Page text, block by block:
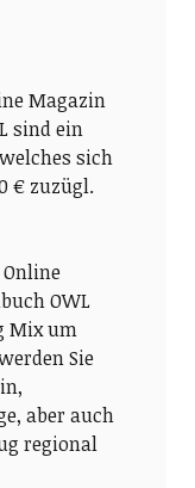
Magazin
sind ein
sich
€ zuzügl.
OWL
Mix um
Sie
aber auch
regional